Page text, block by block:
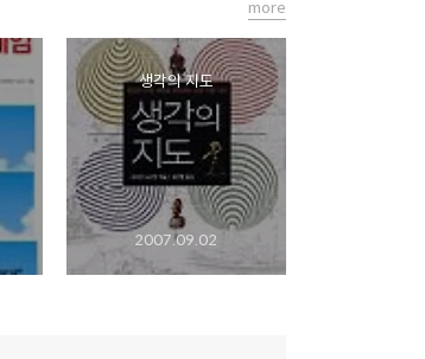
생각의 지도
2007.09.02
more